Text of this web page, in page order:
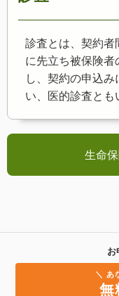
診査とは、契約
に先立ち被保険
し、契約の申込
い、医的診査とも
生命
お
＼ あ
無